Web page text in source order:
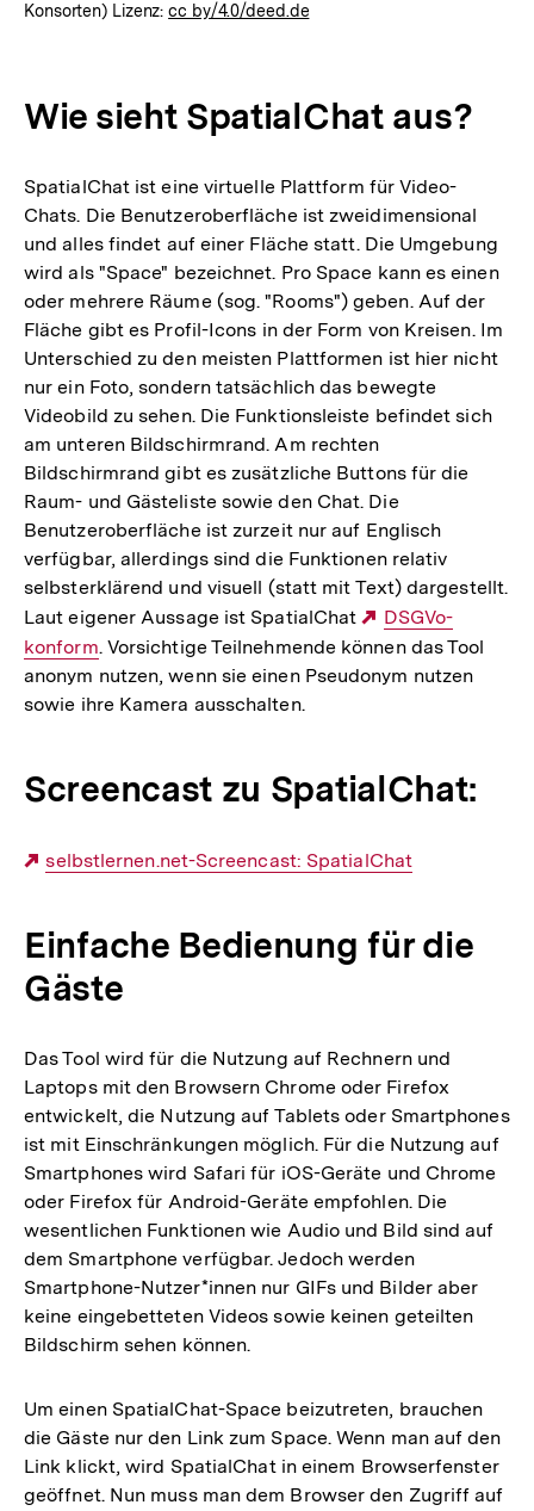
Konsorten) Lizenz:cc by/4.0/deed.de
Wie sieht SpatialChat aus?
SpatialChat ist eine virtuelle Plattform für Video-
Chats. Die Benutzeroberfläche ist zweidimensional
und alles findet auf einer Fläche statt. Die Umgebung
wird als "Space" bezeichnet. Pro Space kann es einen
oder mehrere Räume (sog. "Rooms") geben. Auf der
Fläche gibt es Profil-Icons in der Form von Kreisen. Im
Unterschied zu den meisten Plattformen ist hier nicht
nur ein Foto, sondern tatsächlich das bewegte
Videobild zu sehen. Die Funktionsleiste befindet sich
am unteren Bildschirmrand. Am rechten
Bildschirmrand gibt es zusätzliche Buttons für die
Raum- und Gästeliste sowie den Chat. Die
Benutzeroberfläche ist zurzeit nur auf Englisch
verfügbar, allerdings sind die Funktionen relativ
selbsterklärend und visuell (statt mit Text) dargestellt.
Laut eigener Aussage ist SpatialChat
Externer
Link:
DSGVo-
konform. Vorsichtige Teilnehmende können das Tool
anonym nutzen, wenn sie einen Pseudonym nutzen
sowie ihre Kamera ausschalten.
Screencast zu SpatialChat:
Externer
selbstlernen.net-Screencast: SpatialChat
Einfache Bedienung für die
Gäste
Das Tool wird für die Nutzung auf Rechnern und
Laptops mit den Browsern Chrome oder Firefox
entwickelt, die Nutzung auf Tablets oder Smartphones
ist mit Einschränkungen möglich. Für die Nutzung auf
Smartphones wird Safari für iOS-Geräte und Chrome
oder Firefox für Android-Geräte empfohlen. Die
wesentlichen Funktionen wie Audio und Bild sind auf
dem Smartphone verfügbar. Jedoch werden
Smartphone-Nutzer*innen nur GIFs und Bilder aber
keine eingebetteten Videos sowie keinen geteilten
Bildschirm sehen können.
Um einen SpatialChat-Space beizutreten, brauchen
die Gäste nur den Link zum Space. Wenn man auf den
Link klickt, wird SpatialChat in einem Browserfenster
geöffnet. Nun muss man dem Browser den Zugriff auf